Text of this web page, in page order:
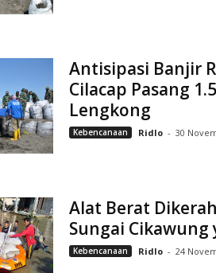
Antisipasi Banjir
Cilacap Pasang
Lengkong
Kebencanaan Ridlo - 30
Alat Berat
Sungai Cikawung
Kebencanaan Ridlo - 24